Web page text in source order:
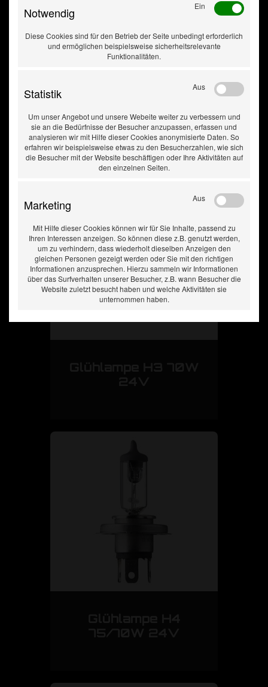
Glühlampe H1 70W
24V
Notwendig Ein
Diese Cookies sind für den Betrieb der Seite unbedingt erforderlich
und ermöglichen beispielsweise sicherheitsrelevante
Funktionalitäten.
Statistik Aus
Um unser Angebot und unsere Webeite weiter zu verbessern und
sie an die Bedürfnisse der Besucher anzupassen, erfassen und
analysieren wir mit Hilfe dieser Cookies anonymisierte Daten. So
erfahren wir beispielsweise etwas zu den Besucherzahlen, wie sich
die Besucher mit der Website beschäftigen oder Ihre Aktivitäten auf
den einzelnen Seiten.
Marketing Aus
Mit Hilfe dieser Cookies können wir für Sie Inhalte, passend zu
Ihren Interessen anzeigen. So können diese z.B. genutzt werden,
um zu verhindern, dass wiederholt dieselben Anzeigen den
gleichen Personen gezeigt werden oder Sie mit den richtigen
Informationen anzusprechen. Hierzu sammeln wir Informationen
über das Surfverhalten unserer Besucher, z.B. wann Besucher die
Website zuletzt besucht haben und welche Aktivitäten sie
unternommen haben.